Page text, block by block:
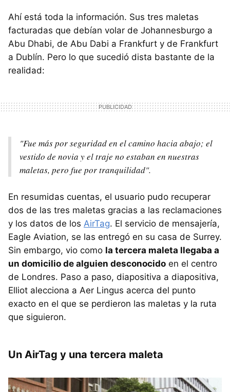
Ahí está toda la información. Sus tres maletas
facturadas que debían volar de Johannesburgo a
Abu Dhabi, de Abu Dabi a Frankfurt y de Frankfurt
a Dublín. Pero lo que sucedió dista bastante de la
realidad:
"Fue más por seguridad en el camino hacia abajo; el
vestido de novia y el traje no estaban en nuestras
maletas, pero fue por tranquilidad".
En resumidas cuentas, el usuario pudo recuperar
dos de las tres maletas gracias a las reclamaciones
y los datos de los AirTag. El servicio de mensajería,
Eagle Aviation, se las entregó en su casa de Surrey.
Sin embargo, vio como la tercera maleta llegaba a
un domicilio de alguien desconocido en el centro
de Londres. Paso a paso, diapositiva a diapositiva,
Elliot alecciona a Aer Lingus acerca del punto
exacto en el que se perdieron las maletas y la ruta
que siguieron.
Un AirTag y una tercera maleta